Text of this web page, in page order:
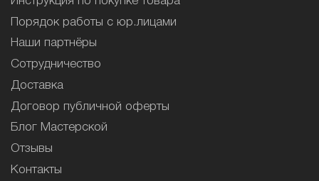
Порядок работы с юр.лицами
Наши партнёры
Сотрудничество
Доставка
Договор публичной оферты
Блог Мастерской
Отзывы
Контакты